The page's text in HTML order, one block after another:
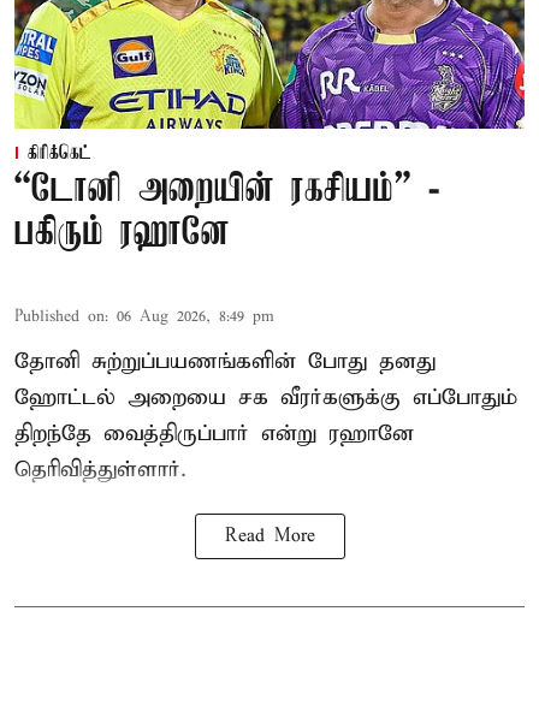
கிரிக்கெட்
“டோனி அறையின் ரகசியம்” -
பகிரும் ரஹானே
Published on: 06 Aug 2026, 8:49 pm
தோனி சுற்றுப்பயணங்களின் போது தனது
ஹோட்டல் அறையை சக வீரர்களுக்கு எப்போதும்
திறந்தே வைத்திருப்பார் என்று ரஹானே
தெரிவித்துள்ளார்.
Read More